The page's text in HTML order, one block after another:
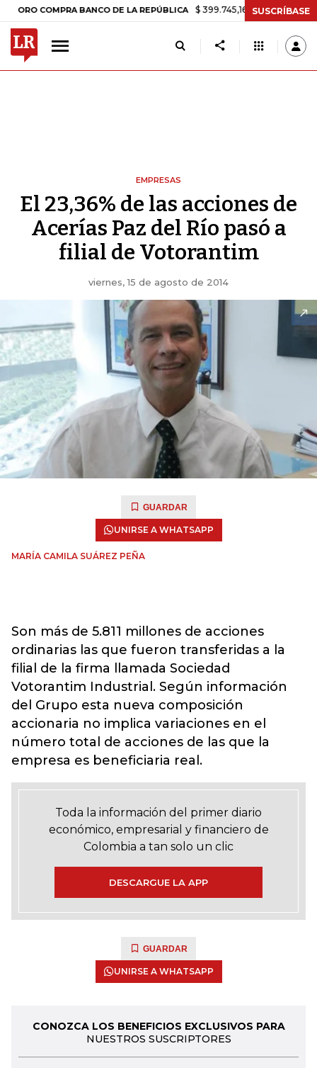
COMPRA BANCO DE LA REPÚBLICA $ 399.745,16 +$ 2.295,71 +0,58%
SUSCRÍBASE
EMPRESAS
El 23,36% de las acciones de
Acerías Paz del Río pasó a
filial de Votorantim
viernes, 15 de agosto de 2014
GUARDAR
UNIRSE A WHATSAPP
MARÍA CAMILA SUÁREZ PEÑA
Son más de 5.811 millones de acciones
ordinarias las que fueron transferidas a la
filial de la firma llamada Sociedad
Votorantim Industrial. Según información
del Grupo esta nueva composición
accionaria no implica variaciones en el
número total de acciones de las que la
empresa es beneficiaria real.
Toda la información del primer diario
económico, empresarial y financiero de
Colombia a tan solo un clic
DESCARGUE LA APP
GUARDAR
UNIRSE A WHATSAPP
CONOZCA LOS BENEFICIOS EXCLUSIVOS PARA
NUESTROS SUSCRIPTORES